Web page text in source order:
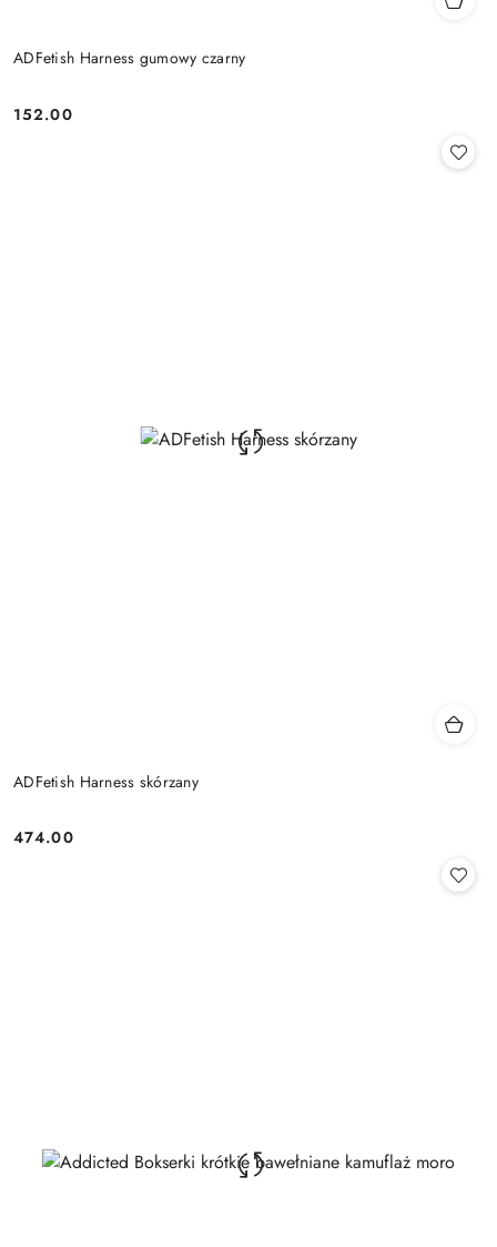
ADFetish Harness gumowy czarny
Cena:
152.00
ADFetish Harness skórzany
Cena:
474.00